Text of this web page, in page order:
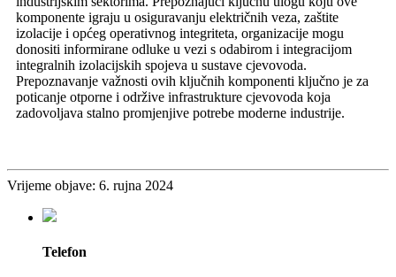
komponente igraju u osiguravanju električnih veza, zaštite
izolacije i općeg operativnog integriteta, organizacije mogu
donositi informirane odluke u vezi s odabirom i integracijom
integralnih izolacijskih spojeva u sustave cjevovoda.
Prepoznavanje važnosti ovih ključnih komponenti ključno je za
poticanje otporne i održive infrastrukture cjevovoda koja
zadovoljava stalno promjenjive potrebe moderne industrije.
Vrijeme objave: 6. rujna 2024
Telefon